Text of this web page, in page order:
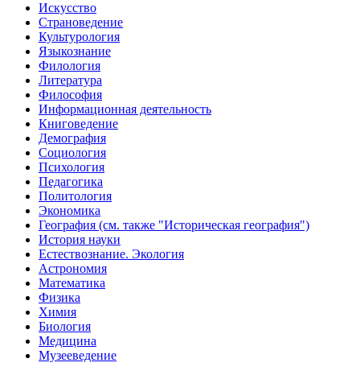
Искусство
Страноведение
Культурология
Языкознание
Филология
Литература
Философия
Информационная деятельность
Книговедение
Демография
Социология
Психология
Педагогика
Политология
Экономика
География (см. также "Историческая география")
История науки
Естествознание. Экология
Астрономия
Математика
Физика
Химия
Биология
Медицина
Музееведение